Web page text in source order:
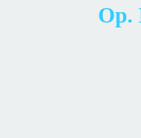
Op.